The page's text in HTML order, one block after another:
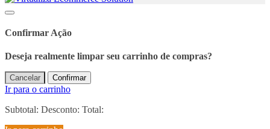
Confirmar Ação
Deseja realmente limpar seu carrinho de compras?
Cancelar Confirmar
Ir para o carrinho
Subtotal: Desconto: Total: